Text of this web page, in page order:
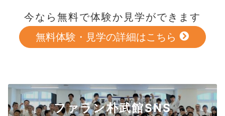
今なら無料で体験か見学ができます
無料体験・見学の詳細はこちら
ファラン朴武館SNS